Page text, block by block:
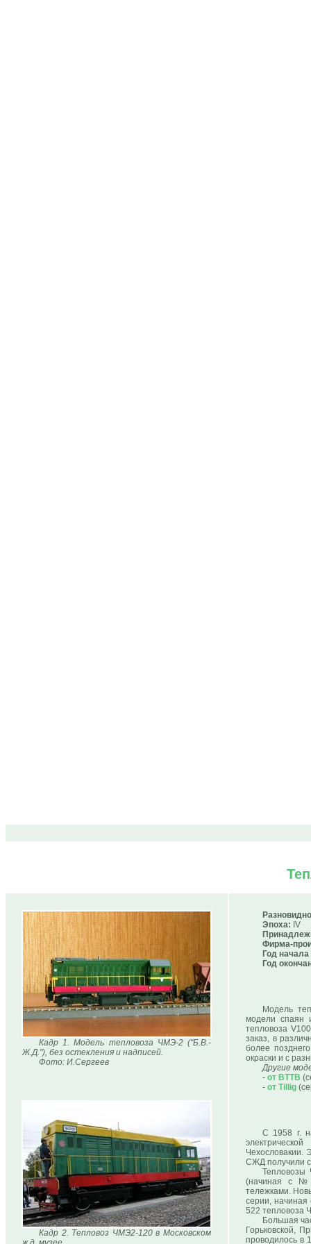
Кадр 1. Модель тепловоза ЧМЭ-2 ("Б.В.-
Ж.Д."), без остекления и надписей.
Фото: И.Сергеев
Кадр 2. Тепловоз ЧМЭ2-120 в Московском
Эпоха: IV
Фирма-
Год
Год
Модель
модели спаян
тепловоза
заказ, в
более
окраски и с
Другие
- от ВТТВ
- от Tillig
С 1958 г.
Чехословакии.
СЖД получили
Тепловозы
(начиная с №
тележками.
серии, начиная
522 тепловоза
Большая
Горьковской,
проводилось в